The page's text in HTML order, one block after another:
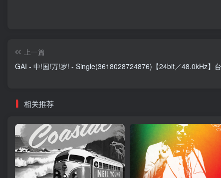
上一篇
GAI - 中!国!万!岁! - Single(3618028724876)【24bit／48.0kHz】
相关推荐